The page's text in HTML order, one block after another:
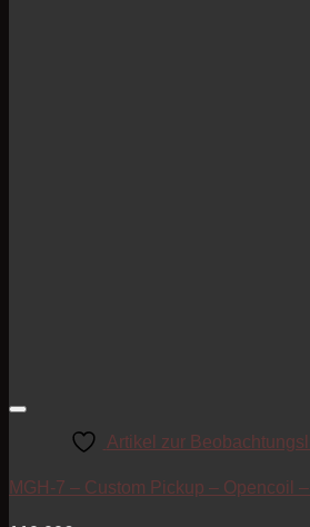
Artikel zur
MGH-7 – Custom Pickup – Opencoil